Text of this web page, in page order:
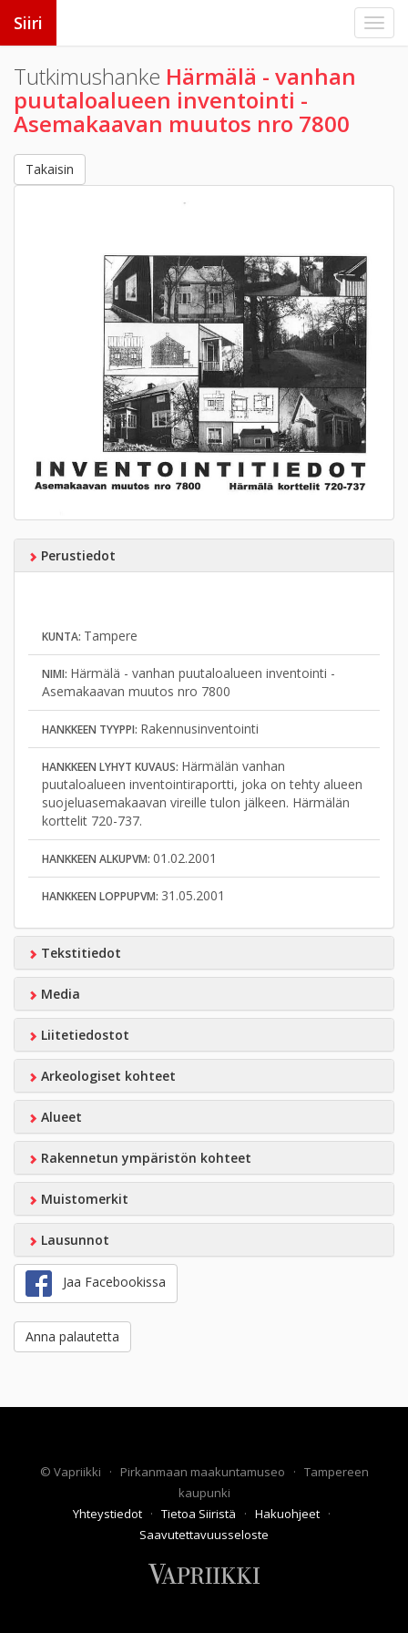
Siiri
Tutkimushanke Härmälä - vanhan
puutaloalueen inventointi -
Asemakaavan muutos nro 7800
Takaisin
Perustiedot
KUNTA: Tampere
NIMI: Härmälä - vanhan puutaloalueen inventointi -
Asemakaavan muutos nro 7800
HANKKEEN TYYPPI: Rakennusinventointi
HANKKEEN LYHYT KUVAUS: Härmälän vanhan
puutaloalueen inventointiraportti, joka on tehty alueen
suojeluasemakaavan vireille tulon jälkeen. Härmälän
korttelit 720-737.
HANKKEEN ALKUPVM: 01.02.2001
HANKKEEN LOPPUPVM: 31.05.2001
Tekstitiedot
Media
Liitetiedostot
Arkeologiset kohteet
Alueet
Rakennetun ympäristön kohteet
Muistomerkit
Lausunnot
Jaa Facebookissa
Anna palautetta
© Vapriikki · Pirkanmaan maakuntamuseo · Tampereen
kaupunki
Yhteystiedot · Tietoa Siiristä · Hakuohjeet ·
Saavutettavuusseloste